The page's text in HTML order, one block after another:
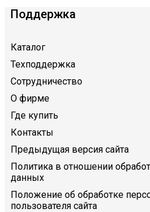
Поддержка
Каталог
Техподдержка
Сотрудничество
О фирме
Где купить
Контакты
Предыдущая версия сайта
Политика в отношении
данных
Положение об обработке
пользователя сайта